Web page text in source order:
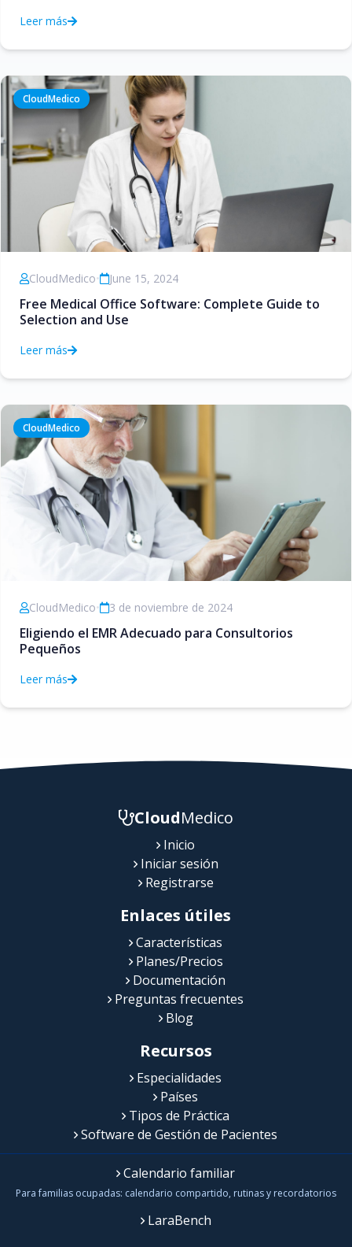
Leer más
CloudMedico
CloudMedico• June 15, 2024
Free Medical Office Software: Complete Guide to
Selection and Use
Leer más
CloudMedico
CloudMedico• 3 de noviembre de 2024
Eligiendo el EMR Adecuado para Consultorios
Pequeños
Leer más
CloudMedico
Inicio
Iniciar sesión
Registrarse
Enlaces útiles
Características
Planes/Precios
Documentación
Preguntas frecuentes
Blog
Recursos
Especialidades
Países
Tipos de Práctica
Software de Gestión de Pacientes
Calendario familiar
Para familias ocupadas: calendario compartido, rutinas y recordatorios
LaraBench